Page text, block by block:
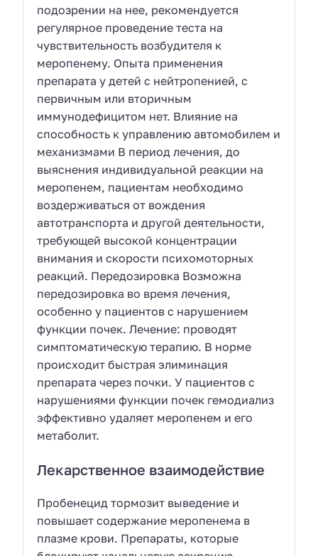
подозрении на нее, рекомендуется
регулярное проведение теста на
чувствительность возбудителя к
меропенему. Опыта применения
препарата у детей с нейтропенией, с
первичным или вторичным
иммунодефицитом нет. Влияние на
способность к управлению автомобилем и
механизмами В период лечения, до
выяснения индивидуальной реакции на
меропенем, пациентам необходимо
воздерживаться от вождения
автотранспорта и другой деятельности,
требующей высокой концентрации
внимания и скорости психомоторных
реакций. Передозировка Возможна
передозировка во время лечения,
особенно у пациентов с нарушением
функции почек. Лечение: проводят
симптоматическую терапию. В норме
происходит быстрая элиминация
препарата через почки. У пациентов с
нарушениями функции почек гемодиализ
эффективно удаляет меропенем и его
метаболит.
Лекарственное взаимодействие
Пробенецид тормозит выведение и
повышает содержание меропенема в
плазме крови. Препараты, которые